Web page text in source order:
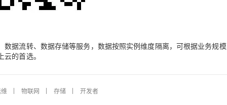
据流转、数据存储等服务，数据按照实例维度隔离，可根据业务规
的首选。
物联网 存储 开发者